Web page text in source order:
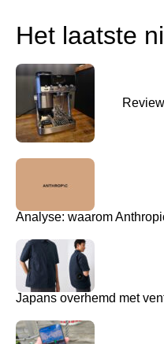
Het laatste
Analyse: waarom
Japans overhemd met